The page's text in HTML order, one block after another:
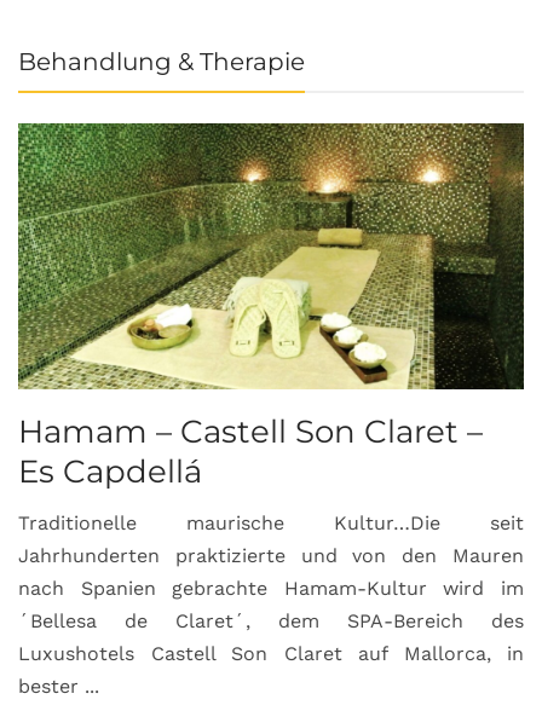
Behandlung & Therapie
Hamam – Castell Son Claret –
Es Capdellá
Traditionelle maurische Kultur…Die seit
Jahrhunderten praktizierte und von den Mauren
nach Spanien gebrachte Hamam-Kultur wird im
´Bellesa de Claret´, dem SPA-Bereich des
Luxushotels Castell Son Claret auf Mallorca, in
bester ...